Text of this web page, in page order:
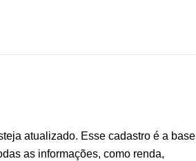
atualizado. Esse cadastro é a base
as informações, como renda,